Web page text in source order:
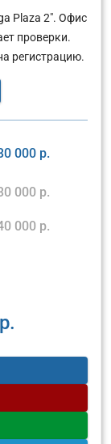
Plaza 2". Офис
проверки.
регистрацию.
000 р.
000 р.
000 р.